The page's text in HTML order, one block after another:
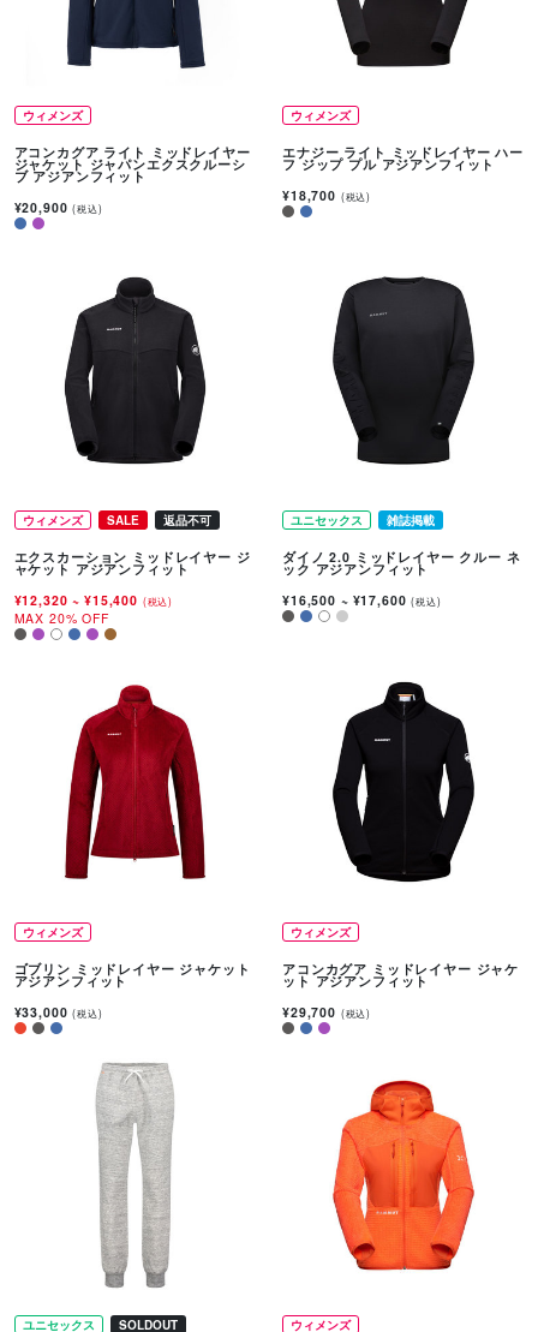
ウィメンズ
アコンカグア ライト ミッドレイヤー
ジャケット ジャパンエクスクルーシ
ブ アジアンフィット
¥20,900(税込)
ウィメンズ
エナジー ライト ミッドレイヤー ハー
フ ジップ プル アジアンフィット
¥18,700 (税込)
ウィメンズ SALE 返品不可
エクスカーション ミッドレイヤー ジ
ャケット アジアンフィット
¥12,320~ ¥15,400 (税込)
MAX 20% OFF
ユニセックス 雑誌掲載
ダイノ 2.0 ミッドレイヤー クルー ネ
ック アジアンフィット
¥16,500 ~ ¥17,600(税込)
ウィメンズ
ゴブリン ミッドレイヤー ジャケット
アジアンフィット
¥33,000(税込)
ウィメンズ
アコンカグア ミッドレイヤー ジャケ
ット アジアンフィット
¥29,700 (税込)
ユニセックス SOLDOUT ウィメンズ